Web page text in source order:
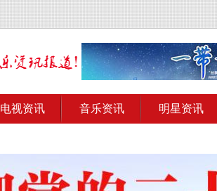
电视资讯 音乐资讯 明星资讯